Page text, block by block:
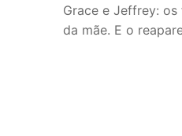
Grace e Jeffrey:
da mãe. E o